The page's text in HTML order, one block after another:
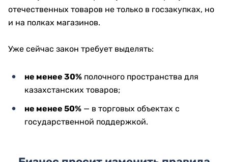
отечественных товаров не только в госзакупках, но
и на полках магазинов.
Уже сейчас закон требует выделять:
не менее 30% полочного пространства для
казахстанских товаров;
не менее 50% — в торговых объектах с
государственной поддержкой.